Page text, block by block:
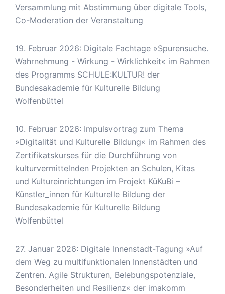
Versammlung mit Abstimmung über digitale Tools,
Co-Moderation der Veranstaltung
19. Februar 2026: Digitale Fachtage »Spurensuche.
Wahrnehmung - Wirkung - Wirklichkeit« im Rahmen
des Programms SCHULE:KULTUR! der
Bundesakademie für Kulturelle Bildung
Wolfenbüttel
10. Februar 2026: Impulsvortrag zum Thema
»Digitalität und Kulturelle Bildung« im Rahmen des
Zertifikatskurses für die Durchführung von
kulturvermittelnden Projekten an Schulen, Kitas
und Kultureinrichtungen im Projekt KüKuBi –
Künstler_innen für Kulturelle Bildung der
Bundesakademie für Kulturelle Bildung
Wolfenbüttel
27. Januar 2026: Digitale Innenstadt-Tagung »Auf
dem Weg zu multifunktionalen Innenstädten und
Zentren. Agile Strukturen, Belebungspotenziale,
Besonderheiten und Resilienz« der imakomm